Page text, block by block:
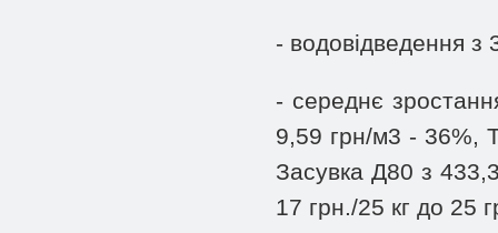
- водовідведення з
- середнє
9,59 грн/м3 - 36%,
Засувка Д80 з
17 грн./25 кг до 25